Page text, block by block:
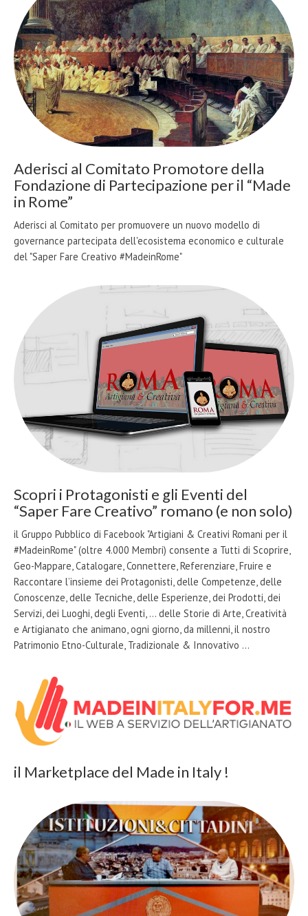
Aderisci al Comitato Promotore della
Fondazione di Partecipazione per il “Made
in Rome”
Aderisci al Comitato per promuovere un nuovo modello di
governance partecipata dell'ecosistema economico e culturale
del "Saper Fare Creativo #MadeinRome"
Scopri i Protagonisti e gli Eventi del
“Saper Fare Creativo” romano (e non solo)
il Gruppo Pubblico di Facebook "Artigiani & Creativi Romani per il
#MadeinRome" (oltre 4.000 Membri) consente a Tutti di Scoprire,
Geo-Mappare, Catalogare, Connettere, Referenziare, Fruire e
Raccontare l’insieme dei Protagonisti, delle Competenze, delle
Conoscenze, delle Tecniche, delle Esperienze, dei Prodotti, dei
Servizi, dei Luoghi, degli Eventi, … delle Storie di Arte, Creatività
e Artigianato che animano, ogni giorno, da millenni, il nostro
Patrimonio Etno-Culturale, Tradizionale & Innovativo …
il Marketplace del Made in Italy !